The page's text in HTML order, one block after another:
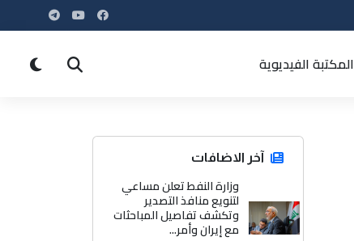
المكتبة الفيديوية
آخر الاضافات
وزارة النفط تعلن مساعي
لتنويع منافذ التصدير
وتكشف تفاصيل المباحثات
مع إيران وأمر...